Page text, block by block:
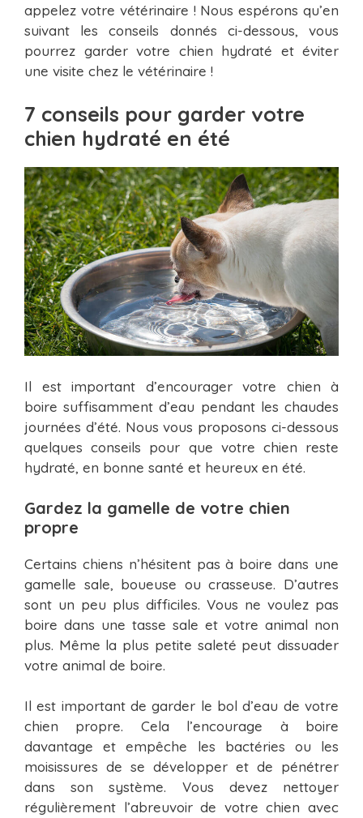
appelez votre vétérinaire ! Nous espérons qu’en
suivant les conseils donnés ci-dessous, vous
pourrez garder votre chien hydraté et éviter
une visite chez le vétérinaire !
7 conseils pour garder votre
chien hydraté en été
Il est important d’encourager votre chien à
boire suffisamment d’eau pendant les chaudes
journées d’été. Nous vous proposons ci-dessous
quelques conseils pour que votre chien reste
hydraté, en bonne santé et heureux en été.
Gardez la gamelle de votre chien
propre
Certains chiens n’hésitent pas à boire dans une
gamelle sale, boueuse ou crasseuse. D’autres
sont un peu plus difficiles. Vous ne voulez pas
boire dans une tasse sale et votre animal non
plus. Même la plus petite saleté peut dissuader
votre animal de boire.
Il est important de garder le bol d’eau de votre
chien propre. Cela l’encourage à boire
davantage et empêche les bactéries ou les
moisissures de se développer et de pénétrer
dans son système. Vous devez nettoyer
régulièrement l’abreuvoir de votre chien avec